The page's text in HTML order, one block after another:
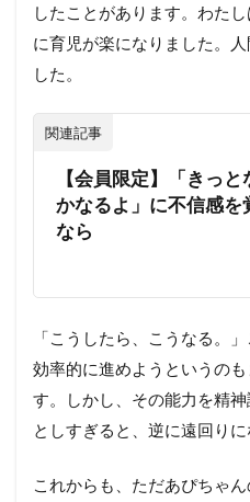
したことがあります。わた
に育児が楽になりました。
した。
関連記事
【会員限定】「きっと
かなるよ」に不信感を
なら
「こうしたら、こうなる。
効率的に進めようというの
す。しかし、その能力を精
としすぎると、逆に遠回りに
これからも、ただあぴちゃ